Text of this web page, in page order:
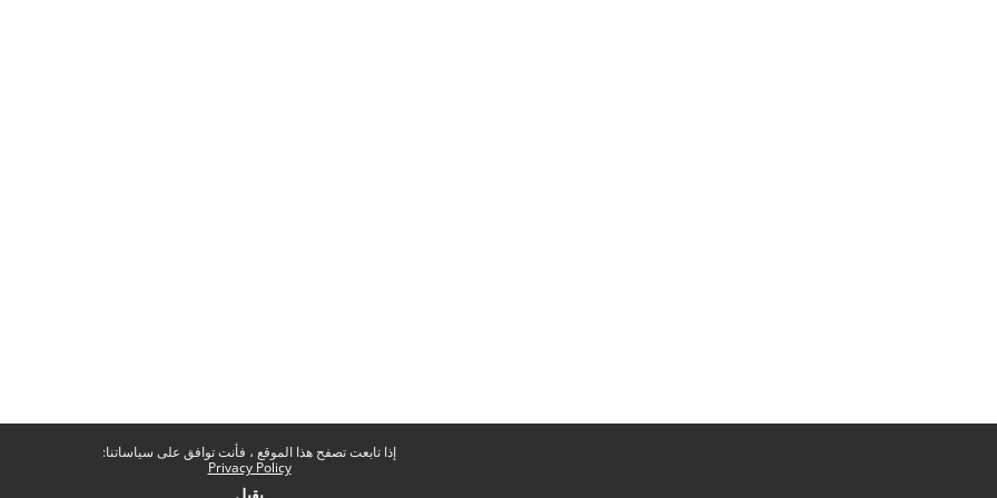
إذا تابعت تصفح هذا الموقع ، فأنت توافق على سياساتنا:
Privacy Policy